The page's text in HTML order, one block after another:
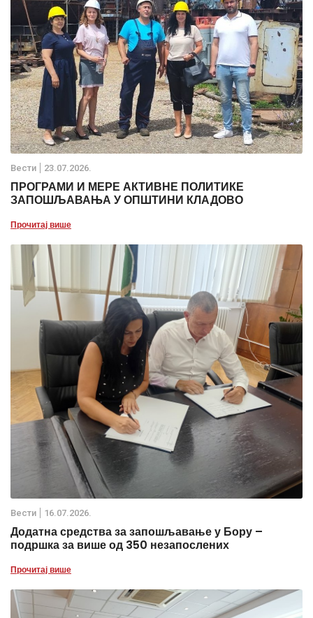
Вести 23.07.2026.
ПРОГРАМИ И МЕРЕ АКТИВНЕ ПОЛИТИКЕ
ЗАПОШЉАВАЊА У ОПШТИНИ КЛАДОВО
Прочитај више
Вести 16.07.2026.
Додатна средства за запошљавање у Бору –
подршка за више од 350 незапослених
Прочитај више